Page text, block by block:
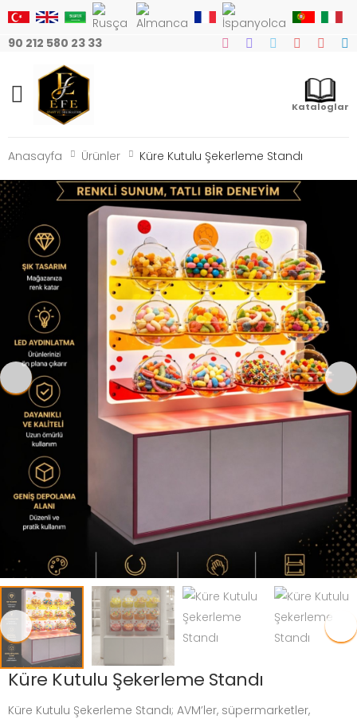
90 212 580 23 33
Mobile Menu Kataloglar
Anasayfa Ürünler Küre Kutulu Şekerleme Standı
Küre Kutulu Şekerleme Standı
Küre Kutulu Şekerleme Standı; AVM’ler, süpermarketler,